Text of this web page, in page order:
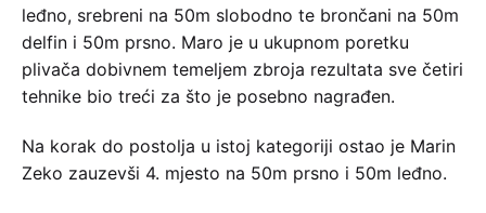
leđno, srebreni na 50m slobodno te brončani na 50m
delfin i 50m prsno. Maro je u ukupnom poretku
plivača dobivnem temeljem zbroja rezultata sve četiri
tehnike bio treći za što je posebno nagrađen.
Na korak do postolja u istoj kategoriji ostao je Marin
Zeko zauzevši 4. mjesto na 50m prsno i 50m leđno.